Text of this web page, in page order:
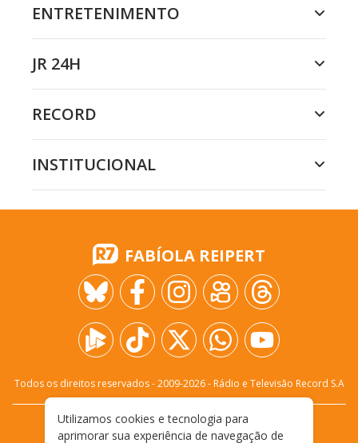
ENTRETENIMENTO
JR 24H
RECORD
INSTITUCIONAL
FABÍOLA REIPERT
Todos os direitos reservados - 2009-2026- Rádio e Televisão Record S.A
FALE CONOSCO
PRIVACIDADE
Utilizamos cookies e tecnologia para
aprimorar sua experiência de navegação de